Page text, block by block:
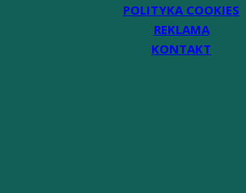
POLITYKA COOKIES
REKLAMA
KONTAKT